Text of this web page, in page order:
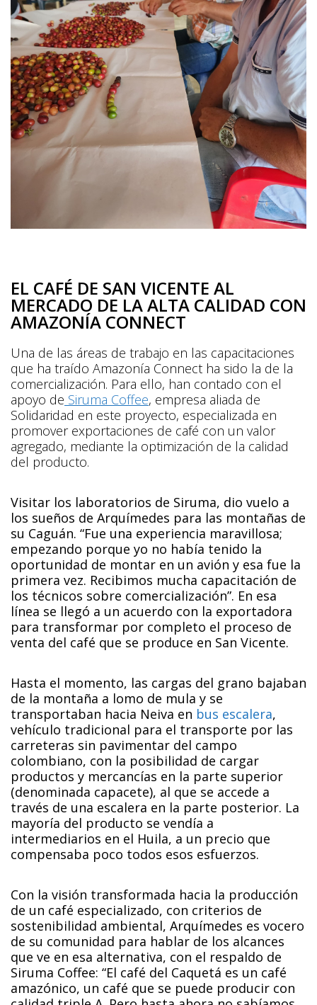
EL CAFÉ DE SAN VICENTE AL
MERCADO DE LA ALTA CALIDAD CON
AMAZONÍA CONNECT
Una de las áreas de trabajo en las capacitaciones
que ha traído Amazonía Connect ha sido la de la
comercialización. Para ello, han contado con el
apoyo de Siruma Coffee, empresa aliada de
Solidaridad en este proyecto, especializada en
promover exportaciones de café con un valor
agregado, mediante la optimización de la calidad
del producto.
Visitar los laboratorios de Siruma, dio vuelo a
los sueños de Arquímedes para las montañas de
su Caguán. “Fue una experiencia maravillosa;
empezando porque yo no había tenido la
oportunidad de montar en un avión y esa fue la
primera vez. Recibimos mucha capacitación de
los técnicos sobre comercialización”. En esa
línea se llegó a un acuerdo con la exportadora
para transformar por completo el proceso de
venta del café que se produce en San Vicente.
Hasta el momento, las cargas del grano bajaban
de la montaña a lomo de mula y se
transportaban hacia Neiva en bus escalera,
vehículo tradicional para el transporte por las
carreteras sin pavimentar del campo
colombiano, con la posibilidad de cargar
productos y mercancías en la parte superior
(denominada capacete), al que se accede a
través de una escalera en la parte posterior. La
mayoría del producto se vendía a
intermediarios en el Huila, a un precio que
compensaba poco todos esos esfuerzos.
Con la visión transformada hacia la producción
de un café especializado, con criterios de
sostenibilidad ambiental, Arquímedes es vocero
de su comunidad para hablar de los alcances
que ve en esa alternativa, con el respaldo de
Siruma Coffee: “El café del Caquetá es un café
amazónico, un café que se puede producir con